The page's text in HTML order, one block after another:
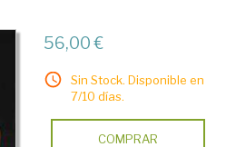
56,00 €
Sin Stock. Disponible en
7/10 días.
COMPRAR